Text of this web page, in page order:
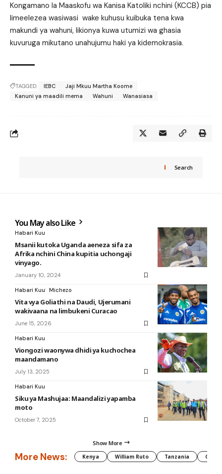
Kongamano la Maaskofu wa Kanisa Katoliki nchini (KCCB) pia
limeelezea wasiwasi wake kuhusu kuibuka tena kwa
makundi ya wahuni, likionya kuwa utumizi wa ghasia
kuvuruga mikutano unahujumu haki ya kidemokrasia.
TAGGED: IEBC
Jaji Mkuu Martha Koome
Kanuni ya maadili mema
Wahuni Wanasiasa
Search
You May also Like
Habari Kuu
Msanii kutoka Uganda aeneza sifa za
Afrika nchini China kupitia uchongaji
vinyago.
January 10, 2024
Habari Kuu Michezo
Vita vya Goliathi na Daudi, Ujerumani
wakivaana na limbukeni Curacao
June 15, 2026
Habari Kuu
Viongozi waonywa dhidi ya kuchochea
maandamano
July 13, 2025
Habari Kuu
Siku ya Mashujaa: Maandalizi yapamba
moto
October 7, 2025
Show More
More News: Kenya William Ruto Tanzania CAF